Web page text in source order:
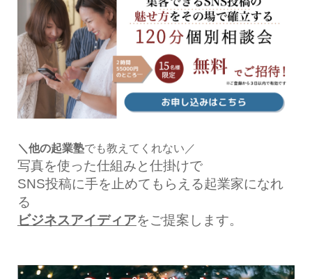
＼他の起業塾でも教えてくれない／
写真を使った仕組みと仕掛けで
SNS投稿に手を止めてもらえる起業家になれ
る
ビジネスアイディアをご提案します。